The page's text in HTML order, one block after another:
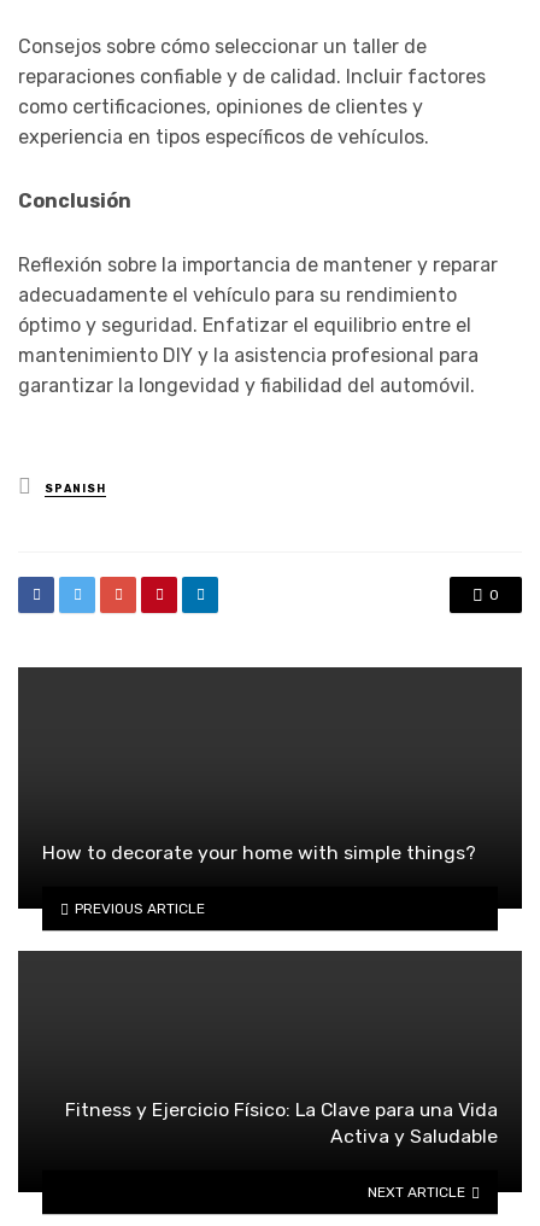
Consejos sobre cómo seleccionar un taller de
reparaciones confiable y de calidad. Incluir factores
como certificaciones, opiniones de clientes y
experiencia en tipos específicos de vehículos.
Conclusión
Reflexión sobre la importancia de mantener y reparar
adecuadamente el vehículo para su rendimiento
óptimo y seguridad. Enfatizar el equilibrio entre el
mantenimiento DIY y la asistencia profesional para
garantizar la longevidad y fiabilidad del automóvil.
Posted
in
SPANISH
0
How to decorate your home with simple things?
PREVIOUS ARTICLE
Fitness y Ejercicio Físico: La Clave para una Vida
Activa y Saludable
NEXT ARTICLE